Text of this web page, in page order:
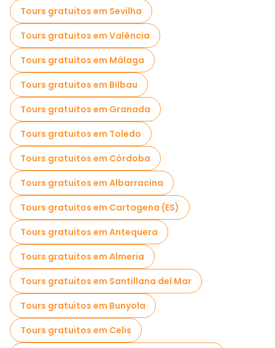
Tours gratuitos em Sevilha
Tours gratuitos em Valência
Tours gratuitos em Málaga
Tours gratuitos em Bilbau
Tours gratuitos em Granada
Tours gratuitos em Toledo
Tours gratuitos em Córdoba
Tours gratuitos em Albarracina
Tours gratuitos em Cartagena (ES)
Tours gratuitos em Antequera
Tours gratuitos em Almeria
Tours gratuitos em Santillana del Mar
Tours gratuitos em Bunyola
Tours gratuitos em Celis